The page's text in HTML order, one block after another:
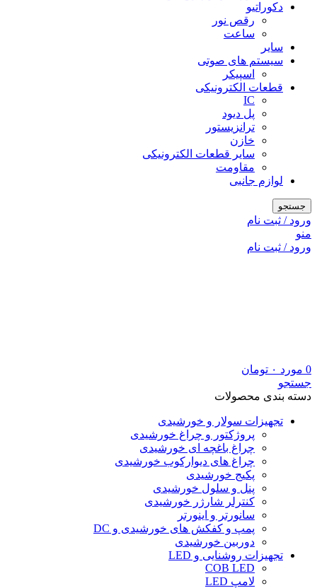
دکوراتیو
رقص نور
ساعت
سایر
سیستم های صوتی
اسپیکر
قطعات الکترونیکی
IC
پل دیود
ترانزیستور
خازن
سایر قطعات الکترونیکی
مقاومت
لوازم جانبی
جستجو
ورود / ثبت نام
منو
ورود / ثبت نام
0 مورد ۰ تومان
جستجو
دسته بندی محصولات
تجهیزات سولار و خورشیدی
پروژکتور و چراغ خورشیدی
چراغ باغچه ای خورشیدی
چراغ های دیوارکوب خورشیدی
پکیج خورشیدی
پنل و سلول خورشیدی
کنترلر شارژر خورشیدی
سانورتر و اینورتر
پمپ و کفکش های خورشیدی و DC
دوربین خورشیدی
تجهیزات روشنایی و LED
COB LED
لامپ LED